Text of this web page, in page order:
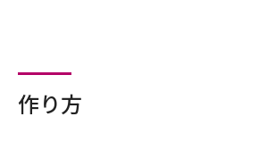
作り方